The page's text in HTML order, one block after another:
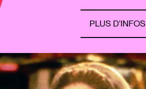
PLUS D'INFOS